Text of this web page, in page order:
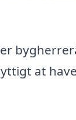
at